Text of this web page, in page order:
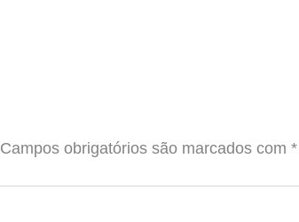
Campos obrigatórios são marcados com *